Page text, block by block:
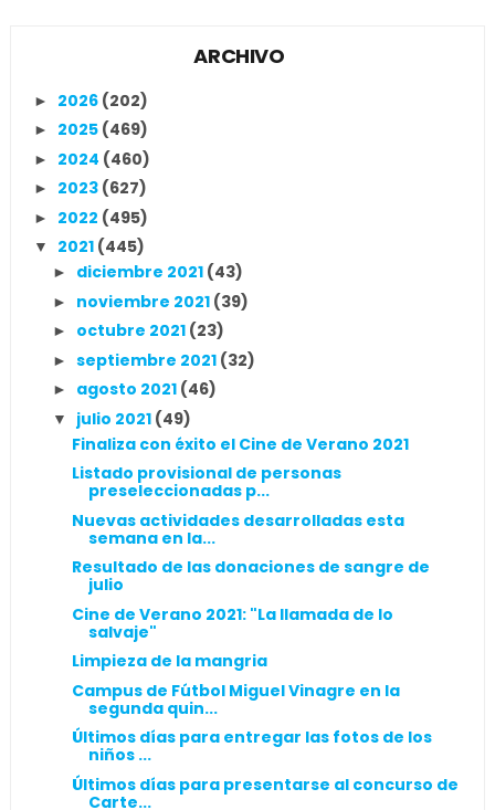
ARCHIVO
► 2026 (202)
► 2025 (469)
► 2024 (460)
► 2023 (627)
► 2022 (495)
▼ 2021 (445)
► diciembre 2021 (43)
► noviembre 2021 (39)
► octubre 2021 (23)
► septiembre 2021 (32)
► agosto 2021 (46)
▼ julio 2021 (49)
Finaliza con éxito el Cine de Verano 2021
Listado provisional de personas
preseleccionadas p...
Nuevas actividades desarrolladas esta
semana en la...
Resultado de las donaciones de sangre de
julio
Cine de Verano 2021: "La llamada de lo
salvaje"
Limpieza de la mangria
Campus de Fútbol Miguel Vinagre en la
segunda quin...
Últimos días para entregar las fotos de los
niños ...
Últimos días para presentarse al concurso de
Carte...